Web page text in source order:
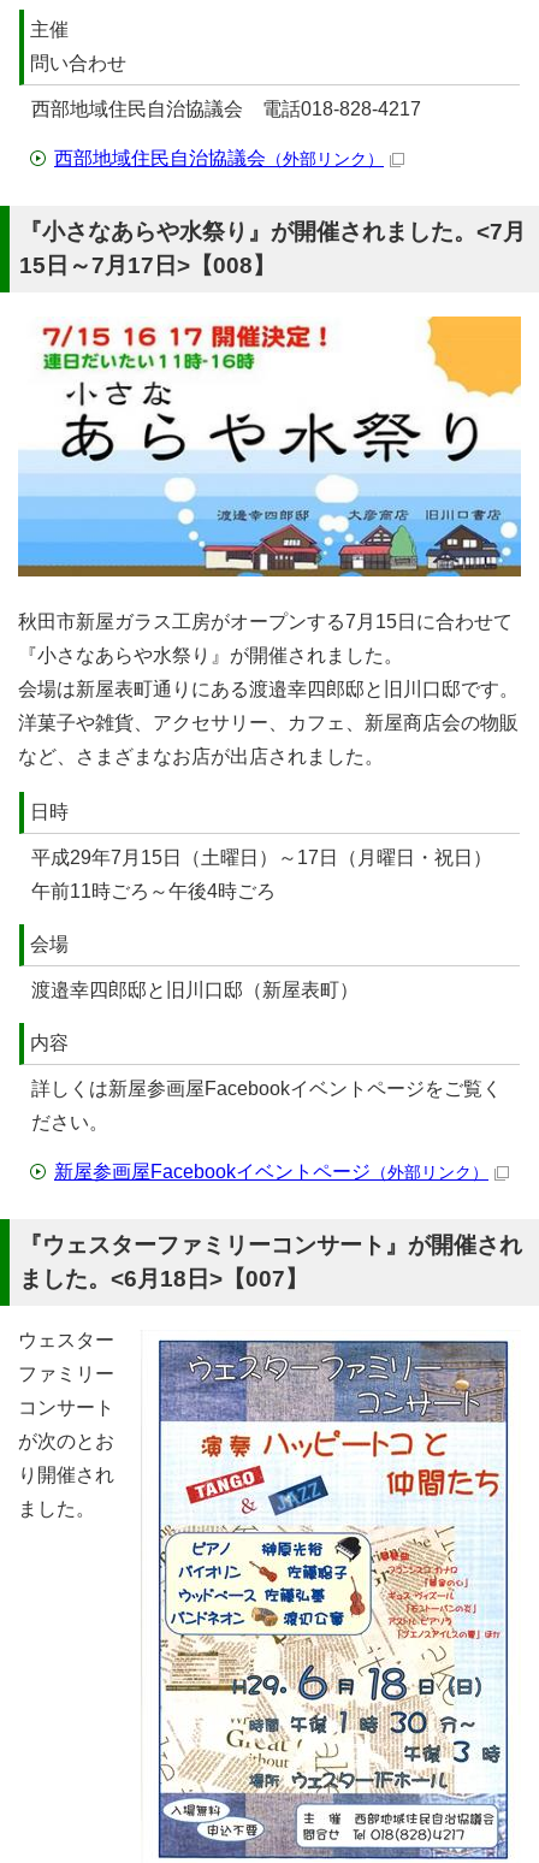
主催
問い合わせ
西部地域住民自治協議会 電話018-828-4217
西部地域住民自治協議会 （外部リンク）
『小さなあらや水祭り』が開催されました。<7月
15日～7月17日>【008】
秋田市新屋ガラス工房がオープンする7月15日に合わせて
『小さなあらや水祭り』が開催されました。
会場は新屋表町通りにある渡邉幸四郎邸と旧川口邸です。
洋菓子や雑貨、アクセサリー、カフェ、新屋商店会の物販
など、さまざまなお店が出店されました。
日時
平成29年7月15日（土曜日）～17日（月曜日・祝日）
午前11時ごろ～午後4時ごろ
会場
渡邉幸四郎邸と旧川口邸（新屋表町）
内容
詳しくは新屋参画屋Facebookイベントページをご覧く
ださい。
新屋参画屋Facebookイベントページ （外部リンク）
『ウェスターファミリーコンサート』が開催され
ました。<6月18日>【007】
ウェスター
ファミリー
コンサート
が次のとお
り開催され
ました。